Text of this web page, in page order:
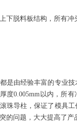
下脱料板结构，所有
是由经验丰富的专业
度0.005mm以内，所
珠导柱，保证了模具
的问题，大大提高了